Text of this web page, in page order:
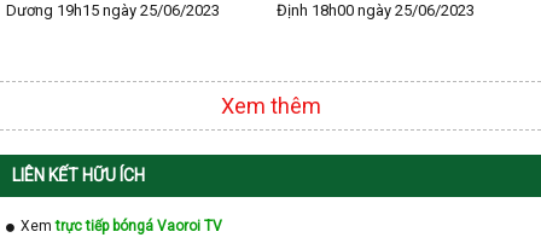
Dương 19h15 ngày 25/06/2023
Định 18h00 ngày 25/06/2023
Xem thêm
LIÊN KẾT HỮU ÍCH
Xemtrực tiếp bóngá Vaoroi TV